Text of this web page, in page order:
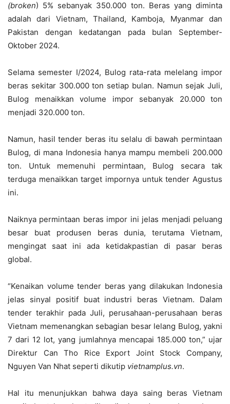
(broken) 5% sebanyak 350.000 ton. Beras yang diminta
adalah dari Vietnam, Thailand, Kamboja, Myanmar dan
Pakistan dengan kedatangan pada bulan September-
Oktober 2024.
Selama semester I/2024, Bulog rata-rata melelang impor
beras sekitar 300.000 ton setiap bulan. Namun sejak Juli,
Bulog menaikkan volume impor sebanyak 20.000 ton
menjadi 320.000 ton.
Namun, hasil tender beras itu selalu di bawah permintaan
Bulog, di mana Indonesia hanya mampu membeli 200.000
ton. Untuk memenuhi permintaan, Bulog secara tak
terduga menaikkan target impornya untuk tender Agustus
ini.
Naiknya permintaan beras impor ini jelas menjadi peluang
besar buat produsen beras dunia, terutama Vietnam,
mengingat saat ini ada ketidakpastian di pasar beras
global.
“Kenaikan volume tender beras yang dilakukan Indonesia
jelas sinyal positif buat industri beras Vietnam. Dalam
tender terakhir pada Juli, perusahaan-perusahaan beras
Vietnam memenangkan sebagian besar lelang Bulog, yakni
7 dari 12 lot, yang jumlahnya mencapai 185.000 ton,” ujar
Direktur Can Tho Rice Export Joint Stock Company,
Nguyen Van Nhat seperti dikutip vietnamplus.vn.
Hal itu menunjukkan bahwa daya saing beras Vietnam